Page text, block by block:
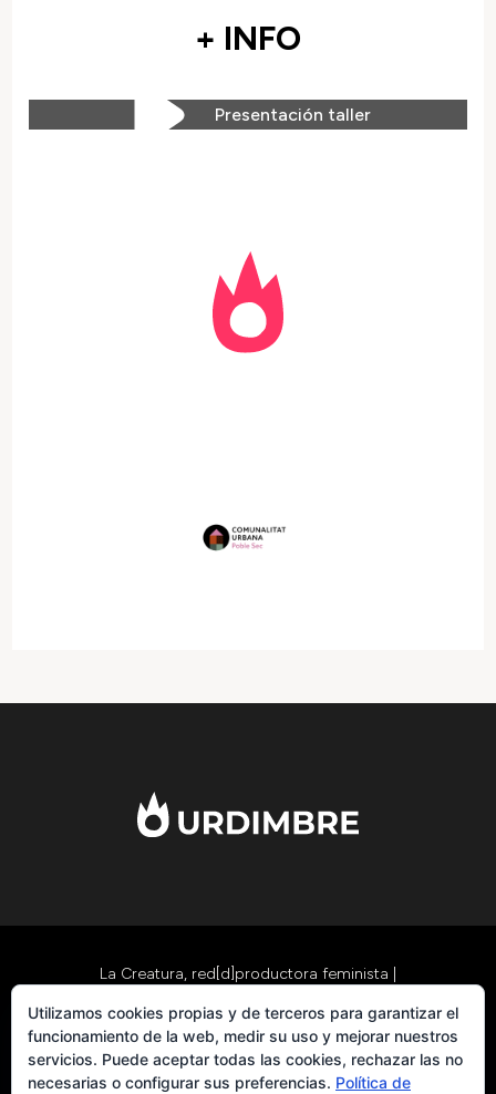
+ INFO
Presentación taller
La Creatura, red[d]productora feminista
formacion@lacreatura.org
Política de datos,
privacidad y cookies|Cómo funcionan las
aportaciones
Utilizamos cookies propias y de terceros para garantizar el
funcionamiento de la web, medir su uso y mejorar nuestros
servicios. Puede aceptar todas las cookies, rechazar las no
necesarias o configurar sus preferencias. Política de